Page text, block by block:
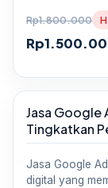
Rp1.800.000
Rp
Sale
Jasa Google
Tingkatkan
Jasa Google
digital yang